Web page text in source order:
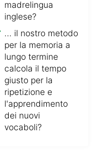
madrelingua
inglese?
... il nostro metodo
per la memoria a
lungo termine
calcola il tempo
giusto per la
ripetizione e
l'apprendimento
dei nuovi
vocaboli?